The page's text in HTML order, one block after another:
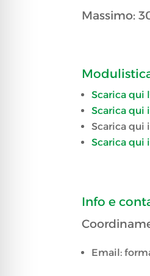
Massimo:
Scarica qui
Scarica qui
Scarica qui
Scarica qui
Info e
Email: